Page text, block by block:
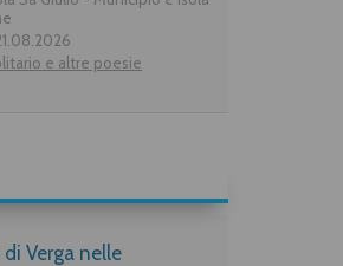
e altre poesie
Verga nelle